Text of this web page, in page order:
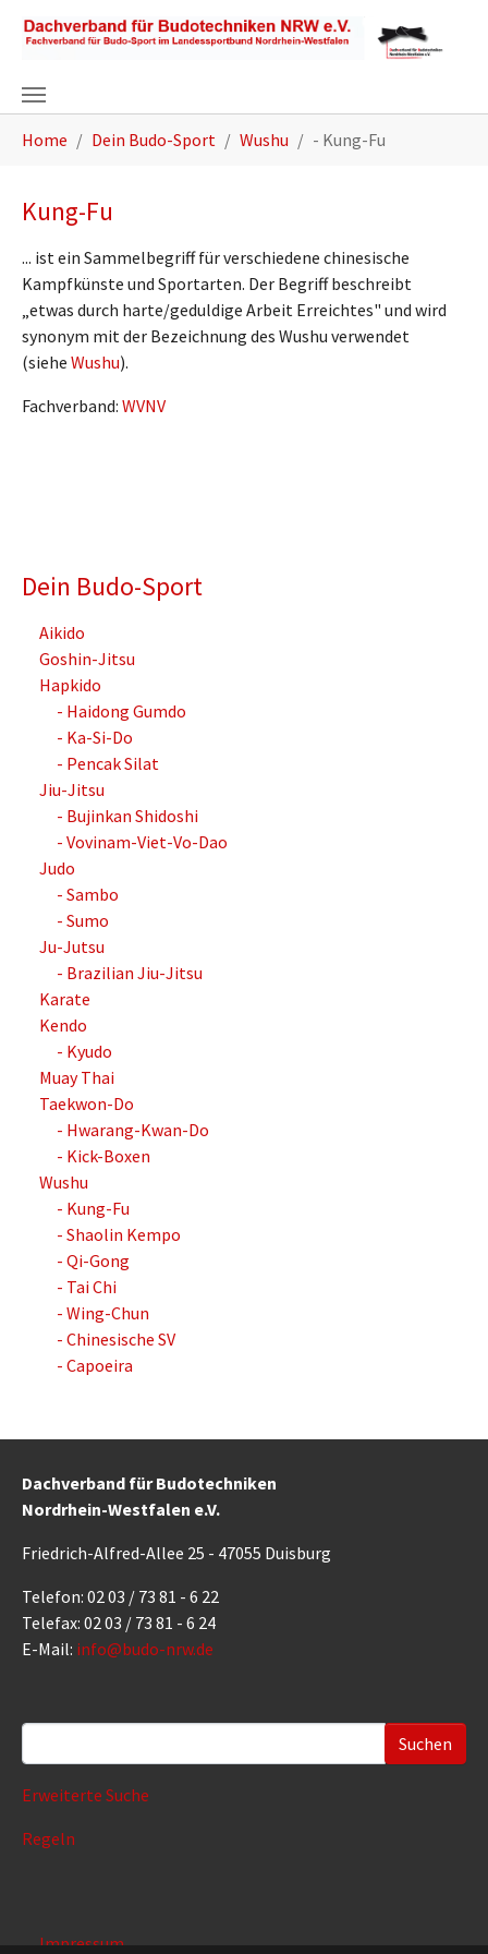
Home Dein Budo-Sport Wushu - Kung-Fu
Kung-Fu
... ist ein Sammelbegriff für verschiedene chinesische
Kampfkünste und Sportarten. Der Begriff beschreibt
„etwas durch harte/geduldige Arbeit Erreichtes" und wird
synonym mit der Bezeichnung des Wushu verwendet
(siehe Wushu).
Fachverband: WVNV
Dein Budo-Sport
Aikido
Goshin-Jitsu
Hapkido
- Haidong Gumdo
- Ka-Si-Do
- Pencak Silat
Jiu-Jitsu
- Bujinkan Shidoshi
- Vovinam-Viet-Vo-Dao
Judo
- Sambo
- Sumo
Ju-Jutsu
- Brazilian Jiu-Jitsu
Karate
Kendo
- Kyudo
Muay Thai
Taekwon-Do
- Hwarang-Kwan-Do
- Kick-Boxen
Wushu
- Kung-Fu
- Shaolin Kempo
- Qi-Gong
- Tai Chi
- Wing-Chun
- Chinesische SV
- Capoeira
Dachverband für Budotechniken
Nordrhein-Westfalen e.V.
Friedrich-Alfred-Allee 25 - 47055 Duisburg
Telefon: 02 03 / 73 81 - 6 22
Telefax: 02 03 / 73 81 - 6 24
E-Mail: info@budo-nrw.de
Erweiterte Suche
Regeln
Impressum